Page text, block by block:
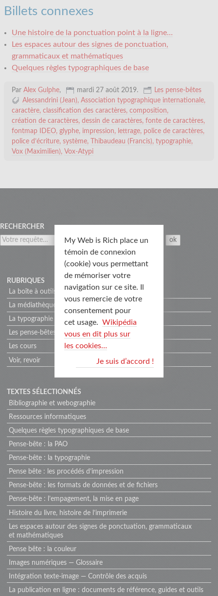
Billets connexes
Une histoire de la ponctuation point à la ligne…
Les espaces autour des signes de ponctuation,
grammaticaux et mathématiques
Quelques règles typographiques de base
Par Alex Gulphe, mardi 27 août 2019.
Les pense-bêtes
Alessandrini (Jean) Association typographique internationale
caractère classification des caractères composition
création de caractères dessin de caractères fonte de caractères
fontmap IDEO glyphe impression lettrage police de caractères
police d’écriture système Thibaudeau (Francis) typographie
Vox (Maximilien)
Vox-Atypi
RECHERCHER
RUBRIQUES
La boîte à outils
La médiathèque
La typographie
Les pense-bêtes
Les cours
Voir, revoir
TEXTES SÉLECTIONNÉS
Bibliographie et webographie
Ressources informatiques
Quelques règles typographiques de base
Pense-bête : la PAO
Pense-bête : la typographie
Pense bête : les procédés d’impression
Pense-bête : les formats de données et de fichiers
Pense-bête : l’empagement, la mise en page
Histoire du livre, histoire de l’imprimerie
Les espaces autour des signes de ponctuation, grammaticaux
et mathématiques
Pense bête : la couleur
Images numériques — Glossaire
Intégration texte-image — Contrôle des acquis
La publication en ligne : documents de référence, guides et outils
My Web is Rich place un
témoin de connexion
(cookie) vous permettant
de mémoriser votre
navigation sur ce site. Il
vous remercie de votre
consentement pour
cet usage. Wikipédia
vous en dit plus sur
les cookies…
Je suis d’accord !